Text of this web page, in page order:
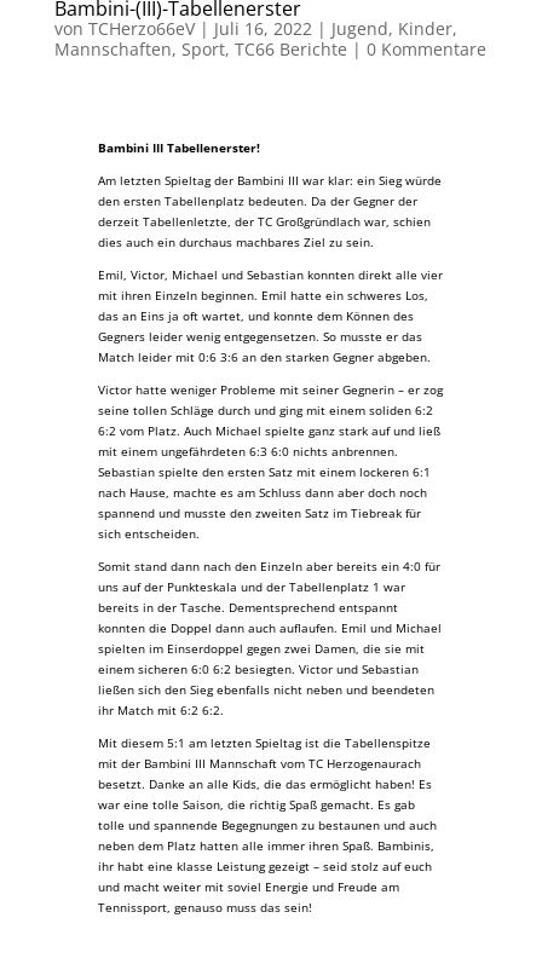
Bambini-(III)-Tabellenerster
von TCHerzo66eV| Juli 16, 2022| Jugend, Kinder,
Mannschaften, Sport, TC66 Berichte | 0 Kommentare
Bambini III Tabellenerster!
Am letzten Spieltag der Bambini III war klar: ein Sieg würde
den ersten Tabellenplatz bedeuten. Da der Gegner der
derzeit Tabellenletzte, der TC Großgründlach war, schien
dies auch ein durchaus machbares Ziel zu sein.
Emil, Victor, Michael und Sebastian konnten direkt alle vier
mit ihren Einzeln beginnen. Emil hatte ein schweres Los,
das an Eins ja oft wartet, und konnte dem Können des
Gegners leider wenig entgegensetzen. So musste er das
Match leider mit 0:6 3:6 an den starken Gegner abgeben.
Victor hatte weniger Probleme mit seiner Gegnerin – er zog
seine tollen Schläge durch und ging mit einem soliden 6:2
6:2 vom Platz. Auch Michael spielte ganz stark auf und ließ
mit einem ungefährdeten 6:3 6:0 nichts anbrennen.
Sebastian spielte den ersten Satz mit einem lockeren 6:1
nach Hause, machte es am Schluss dann aber doch noch
spannend und musste den zweiten Satz im Tiebreak für
sich entscheiden.
Somit stand dann nach den Einzeln aber bereits ein 4:0 für
uns auf der Punkteskala und der Tabellenplatz 1 war
bereits in der Tasche. Dementsprechend entspannt
konnten die Doppel dann auch auflaufen. Emil und Michael
spielten im Einserdoppel gegen zwei Damen, die sie mit
einem sicheren 6:0 6:2 besiegten. Victor und Sebastian
ließen sich den Sieg ebenfalls nicht neben und beendeten
ihr Match mit 6:2 6:2.
Mit diesem 5:1 am letzten Spieltag ist die Tabellenspitze
mit der Bambini III Mannschaft vom TC Herzogenaurach
besetzt. Danke an alle Kids, die das ermöglicht haben! Es
war eine tolle Saison, die richtig Spaß gemacht. Es gab
tolle und spannende Begegnungen zu bestaunen und auch
neben dem Platz hatten alle immer ihren Spaß. Bambinis,
ihr habt eine klasse Leistung gezeigt – seid stolz auf euch
und macht weiter mit soviel Energie und Freude am
Tennissport, genauso muss das sein!